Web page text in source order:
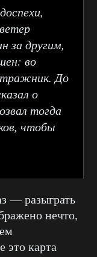
за другим,
во
До
о
тогда
чтобы
— разыграть
нечто,
это карта